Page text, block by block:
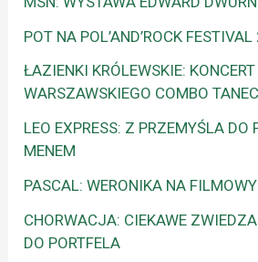
POT NA POL’AND’ROCK
ŁAZIENKI KRÓLEWSKIE: KONCERT
WARSZAWSKIEGO COMBO
LEO EXPRESS: Z PRZEMYŚLA DO
MENEM
PASCAL: WERONIKA NA
CHORWACJA: CIEKAWE
DO PORTFELA